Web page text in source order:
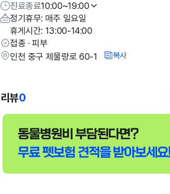
진료종료10:00~19:00
정기휴무: 매주 일요일
휴게시간: 13:00-14:00
접종 · 피부
인천 중구 제물량로 60-1
복사
리뷰0